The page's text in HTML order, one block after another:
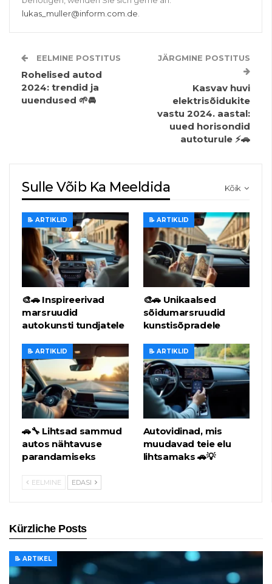
lukas_muller@inform.com.de.
EELMINE POSTITUS
Rohelised autod
2024: trendid ja
uuendused 🌱🚘
JÄRGMINE POSTITUS
Kasvav huvi
elektrisõidukite
vastu 2024. aastal:
uued horisondid
autoturule ⚡🚗
Kõik
Sulle Võib Ka Meeldida
📝 ARTIKLID
🎨🚗 Inspireerivad
marsruudid
autokunsti tundjatele
📝 ARTIKLID
🎨🚗 Unikaalsed
sõidumarsruudid
kunstisõpradele
📝 ARTIKLID
🚗🔧 Lihtsad sammud
autos nähtavuse
parandamiseks
📝 ARTIKLID
Autovidinad, mis
muudavad teie elu
lihtsamaks 🚗💡
EELMINE EDASI
Kürzliche Posts
📝 ARTIKEL